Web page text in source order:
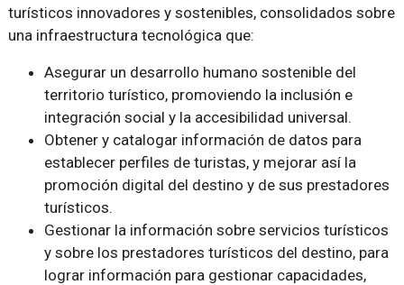
turísticos innovadores y sostenibles, consolidados sobre
una infraestructura tecnológica que:
Asegurar un desarrollo humano sostenible del
territorio turístico, promoviendo la inclusión e
integración social y la accesibilidad universal.
Obtener y catalogar información de datos para
establecer perfiles de turistas, y mejorar así la
promoción digital del destino y de sus prestadores
turísticos.
Gestionar la información sobre servicios turísticos
y sobre los prestadores turísticos del destino, para
lograr información para gestionar capacidades,